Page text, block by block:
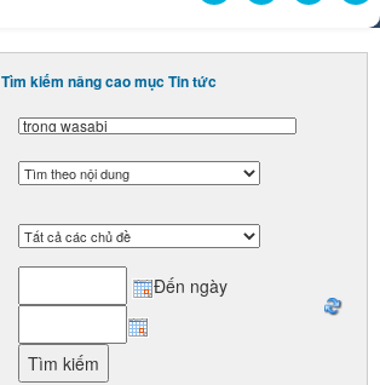
Tìm kiếm nâng cao mục Tin tức
Đến ngày